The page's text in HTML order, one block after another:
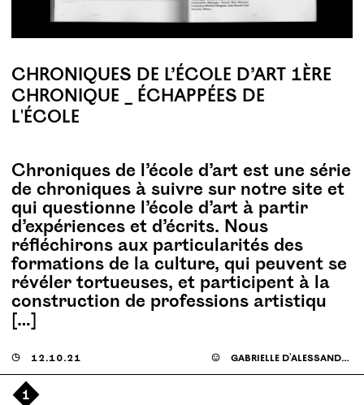
CHRONIQUES DE L’ÉCOLE D’ART 1ÈRE
CHRONIQUE _ ÉCHAPPÉES DE
L'ÉCOLE
Chroniques de l’école d’art est une série
de chroniques à suivre sur notre site et
qui questionne l’école d’art à partir
d’expériences et d’écrits. Nous
réfléchirons aux particularités des
formations de la culture, qui peuvent se
révéler tortueuses, et participent à la
construction de professions artistiqu
[…]
◶ 12.10.21 ☺ gabrielle d'alessandro
1